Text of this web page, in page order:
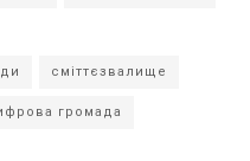
сміттєзвалище
громада